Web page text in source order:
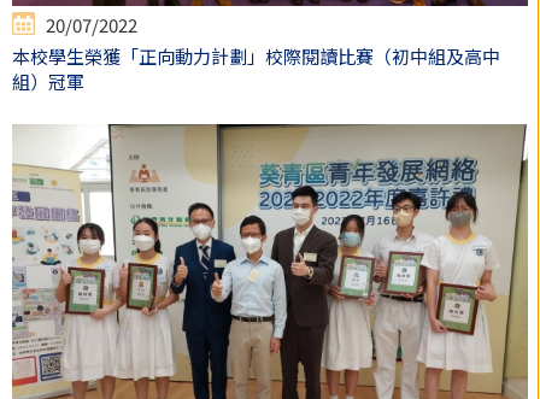
20/07/2022
本校學生榮獲「正向動力計劃」校際閱讀比賽（初中組及高中
組）冠軍